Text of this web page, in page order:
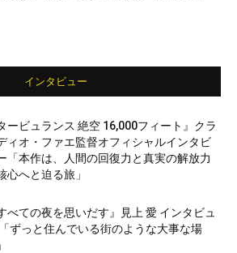
インタビュー
ービュランス 絶空 16,000フィート』クラ
ィオ・ファエ監督オフィシャルインタビ
「本作は、人間の回復力と真実の解放力
心へと迫る旅」
べての夜を思いだす』見上 愛 インタビュ
ずっと住んでいる街のような大事な場